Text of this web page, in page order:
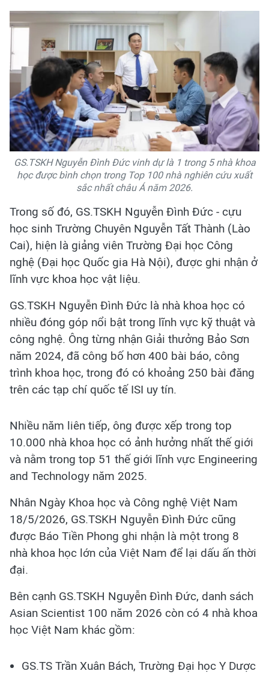
GS.TSKH Nguyễn Đình Đức vinh dự là 1 trong 5 nhà khoa
học được bình chọn trong Top 100 nhà nghiên cứu xuất
sắc nhất châu Á năm 2026.
Trong số đó, GS.TSKH Nguyễn Đình Đức - cựu
học sinh Trường Chuyên Nguyễn Tất Thành (Lào
Cai), hiện là giảng viên Trường Đại học Công
nghệ (Đại học Quốc gia Hà Nội), được ghi nhận ở
lĩnh vực khoa học vật liệu.
GS.TSKH Nguyễn Đình Đức là nhà khoa học có
nhiều đóng góp nổi bật trong lĩnh vực kỹ thuật và
công nghệ. Ông từng nhận Giải thưởng Bảo Sơn
năm 2024, đã công bố hơn 400 bài báo, công
trình khoa học, trong đó có khoảng 250 bài đăng
trên các tạp chí quốc tế ISI uy tín.
Nhiều năm liên tiếp, ông được xếp trong top
10.000 nhà khoa học có ảnh hưởng nhất thế giới
và nằm trong top 51 thế giới lĩnh vực Engineering
and Technology năm 2025.
Nhân Ngày Khoa học và Công nghệ Việt Nam
18/5/2026, GS.TSKH Nguyễn Đình Đức cũng
được Báo Tiền Phong ghi nhận là một trong 8
nhà khoa học lớn của Việt Nam để lại dấu ấn thời
đại.
Bên cạnh GS.TSKH Nguyễn Đình Đức, danh sách
Asian Scientist 100 năm 2026 còn có 4 nhà khoa
học Việt Nam khác gồm:
GS.TS Trần Xuân Bách, Trường Đại học Y Dược